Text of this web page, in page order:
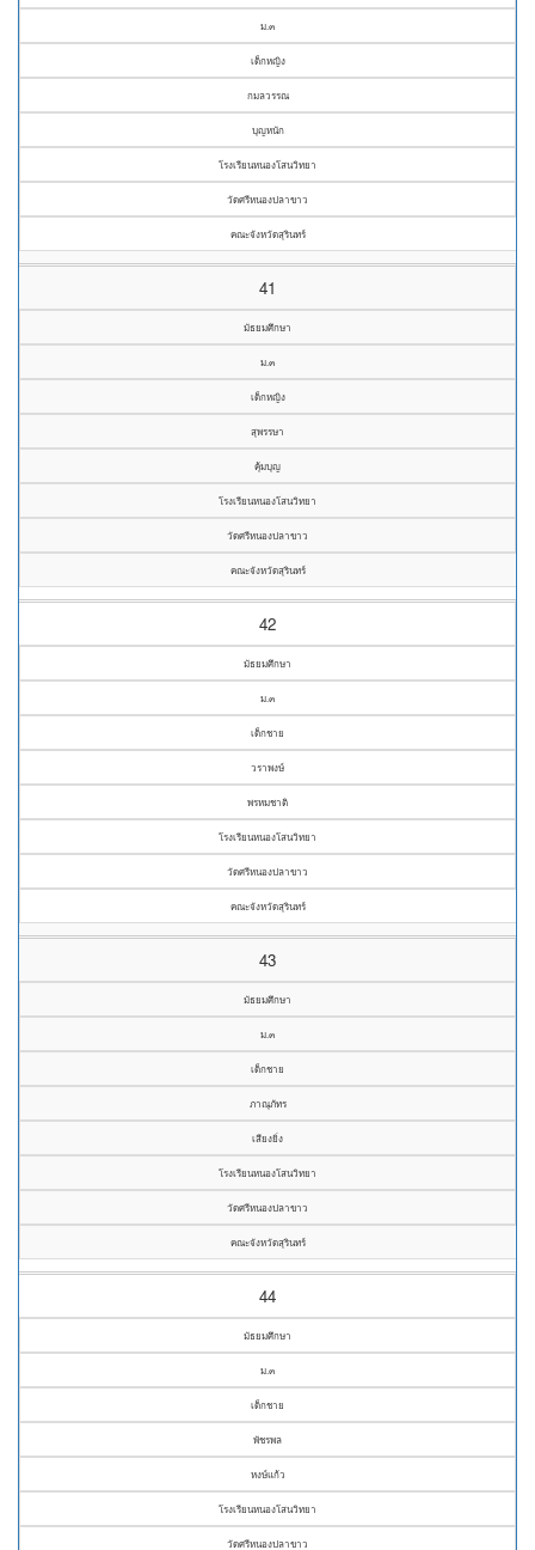
ม.๓
เด็กหญิง
กมลวรรณ
บุญหนัก
โรงเรียนหนองโสนวิทยา
วัดศรีหนองปลาขาว
คณะจังหวัดสุรินทร์
41
มัธยมศึกษา
ม.๓
เด็กหญิง
สุพรรษา
คุ้มบุญ
โรงเรียนหนองโสนวิทยา
วัดศรีหนองปลาขาว
คณะจังหวัดสุรินทร์
42
มัธยมศึกษา
ม.๓
เด็กชาย
วราพงษ์
พรหมชาติ
โรงเรียนหนองโสนวิทยา
วัดศรีหนองปลาขาว
คณะจังหวัดสุรินทร์
43
มัธยมศึกษา
ม.๓
เด็กชาย
ภาณุภัทร
เสียงยิ่ง
โรงเรียนหนองโสนวิทยา
วัดศรีหนองปลาขาว
คณะจังหวัดสุรินทร์
44
มัธยมศึกษา
ม.๓
เด็กชาย
พัชรพล
หงษ์แก้ว
โรงเรียนหนองโสนวิทยา
วัดศรีหนองปลาขาว